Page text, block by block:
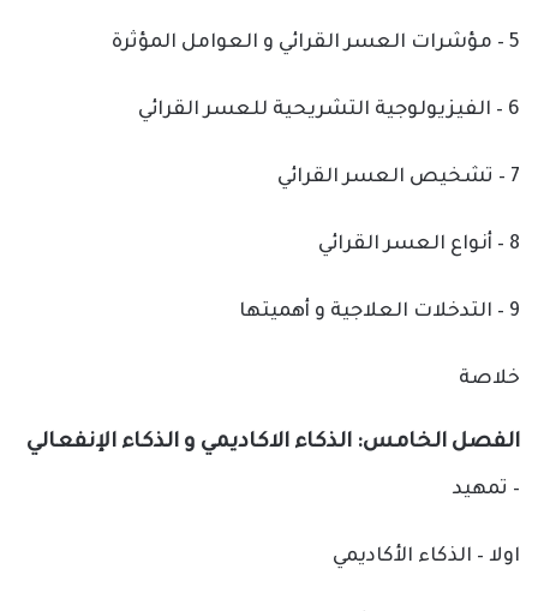
5 – مؤشرات العسر القرائي و العوامل المؤثرة
6 – الفيزيولوجية التشريحية للعسر القرائي
7 – تشخيص العسر القرائي
8 – أنواع العسر القرائي
9 – التدخلات العلاجية و أهميتها
خلاصة
الفصل الخامس: الذكاء الاكاديمي و الذكاء الإنفعالي
– تمهيد
اولا – الذكاء الأكاديمي